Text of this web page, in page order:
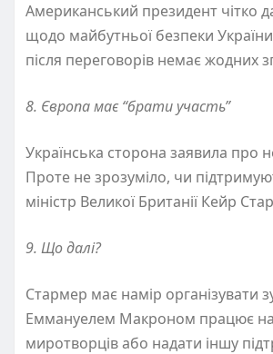
Американський президент чітко
щодо майбутньої безпеки
після переговорів немає жодних
8. Європа має “брати участь”
Українська сторона заявила про
Проте не зрозуміло, чи
міністр Великої Британії Кейр
9. Що далі?
Стармер має намір організувати
Еммануелем Макроном працює над
миротворців або надати іншу